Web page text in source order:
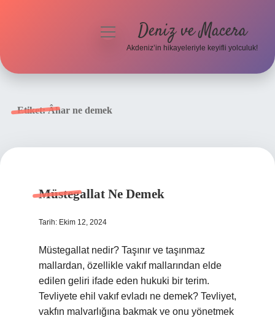
menüyü Deniz ve Macera
Akdeniz’in hikayeleriyle keyifli yolculuk!
Etiket:Âhar ne demek
Müstegallat Ne Demek
Tarih: Ekim 12, 2024
Müstegallat nedir? Taşınır ve taşınmaz
mallardan, özellikle vakıf mallarından elde
edilen geliri ifade eden hukuki bir terim.
Tevliyete ehil vakıf evladı ne demek? Tevliyet,
vakfın malvarlığına bakmak ve onu yönetmek